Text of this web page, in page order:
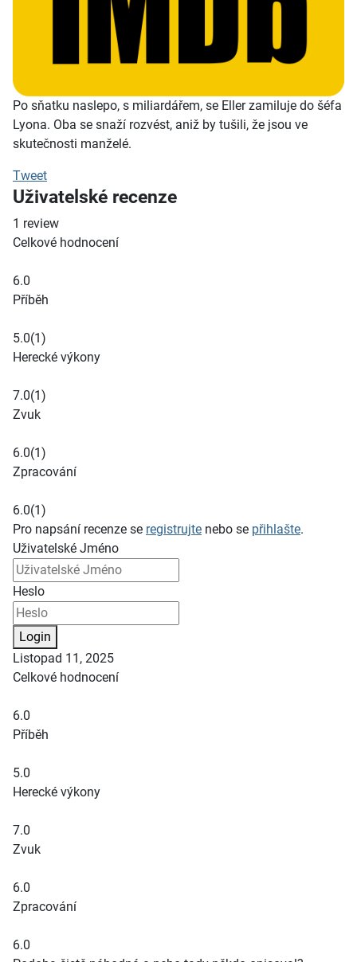
Po sňatku naslepo, s miliardářem, se Eller zamiluje do šéfa
Lyona. Oba se snaží rozvést, aniž by tušili, že jsou ve
skutečnosti manželé.
Tweet
Uživatelské recenze
1 review
Celkové hodnocení
6.0
Příběh
5.0(1)
Herecké výkony
7.0(1)
Zvuk
6.0(1)
Zpracování
6.0(1)
Pro napsání recenze se registrujte nebo se přihlašte.
Uživatelské Jméno
Heslo
Login
Listopad 11, 2025
Celkové hodnocení
6.0
Příběh
5.0
Herecké výkony
7.0
Zvuk
6.0
Zpracování
6.0